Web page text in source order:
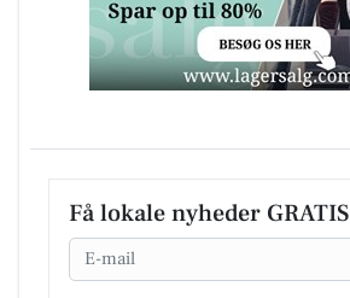
Få lokale nyheder GRATIS
Email